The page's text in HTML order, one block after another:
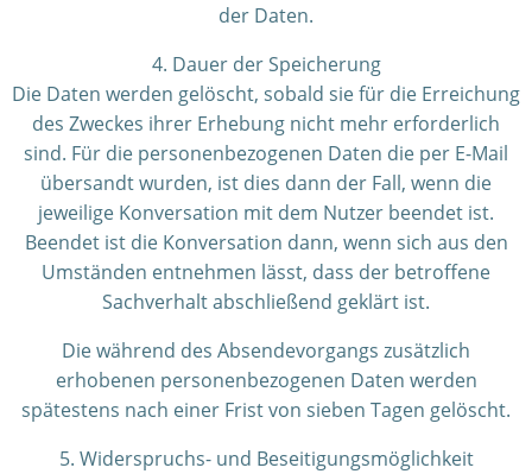
der Daten.
4. Dauer der Speicherung
Die Daten werden gelöscht, sobald sie für die Erreichung
des Zweckes ihrer Erhebung nicht mehr erforderlich
sind. Für die personenbezogenen Daten die per E-Mail
übersandt wurden, ist dies dann der Fall, wenn die
jeweilige Konversation mit dem Nutzer beendet ist.
Beendet ist die Konversation dann, wenn sich aus den
Umständen entnehmen lässt, dass der betroffene
Sachverhalt abschließend geklärt ist.
Die während des Absendevorgangs zusätzlich
erhobenen personenbezogenen Daten werden
spätestens nach einer Frist von sieben Tagen gelöscht.
5. Widerspruchs- und Beseitigungsmöglichkeit